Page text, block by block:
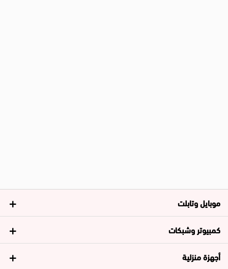
موبايل وتابلت
كمبيوتر وشبكات
أجهزة منزلية